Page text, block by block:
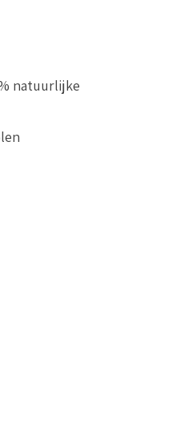
natuurlijke